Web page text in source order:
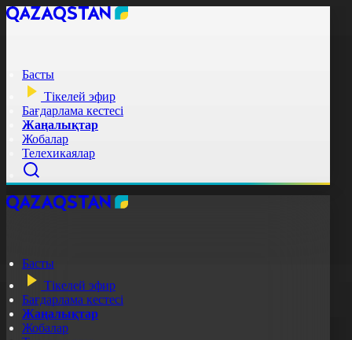
Басты
Тікелей эфир
Бағдарлама кестесі
Жаңалықтар
Жобалар
Телехикаялар
Басты
Тікелей эфир
Бағдарлама кестесі
Жаңалықтар
Жобалар